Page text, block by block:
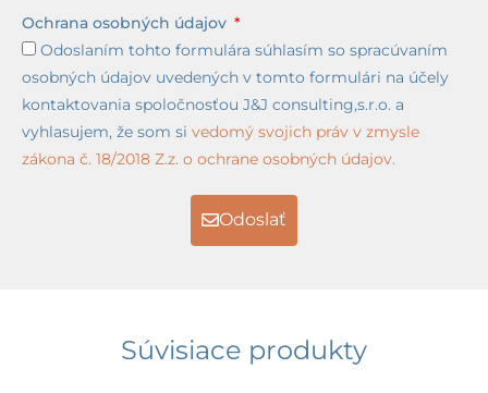
Ochrana osobných údajov
Odoslaním tohto formulára súhlasím so spracúvaním
osobných údajov uvedených v tomto formulári na účely
kontaktovania spoločnosťou J&J consulting,s.r.o. a
vyhlasujem, že som si vedomý svojich práv v zmysle
zákona č. 18/2018 Z.z. o ochrane osobných údajov.
Odoslať
Súvisiace produkty